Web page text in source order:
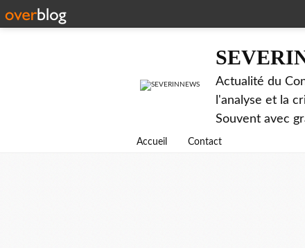
Actualité du
l'analyse et la
Souvent avec
Accueil Contact